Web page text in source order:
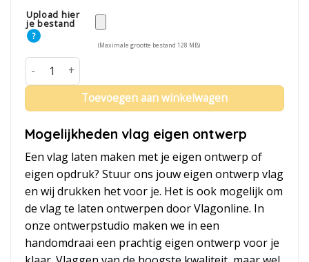
Upload hier
je bestand
?
(Maximale grootte bestand 128 MB)
Vlag eigen ontwerp aantal
Toevoegen aan winkelwagen
Mogelijkheden vlag eigen ontwerp
Een vlag laten maken met je eigen ontwerp of
eigen opdruk? Stuur ons jouw eigen ontwerp vlag
en wij drukken het voor je. Het is ook mogelijk om
de vlag te laten ontwerpen door Vlagonline. In
onze ontwerpstudio maken we in een
handomdraai een prachtig eigen ontwerp voor je